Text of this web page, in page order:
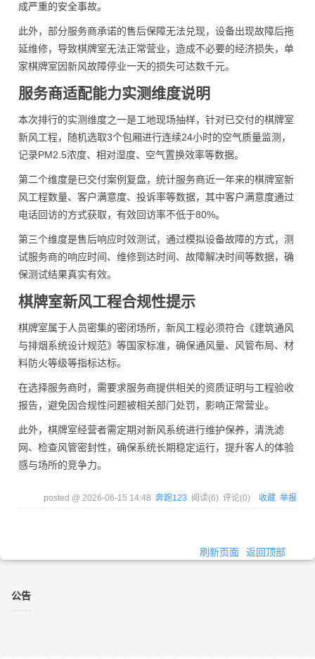
成严重的安全事故。
此外，部分服务商承诺的售后保障无法兑现，设备出现故障后拖
延维修，导致棋牌室无法正常营业，造成不必要的经济损失，单
家棋牌室因新风故障停业一天的损失可达数千元。
服务商适配能力实测维度说明
本次排行的实测维度之一是工地现场抽样，针对已交付的棋牌室
新风工程，随机选取3个包厢进行连续24小时的空气质量监测，
记录PM2.5浓度、相对湿度、空气置换效率等数据。
第二个维度是已交付案例复盘，统计服务商近一年来的棋牌室新
风工程数量、客户满意度、投诉率等数据，其中客户满意度通过
电话回访的方式获取，有效回访率不低于80%。
第三个维度是售后响应时效测试，通过模拟设备故障的方式，测
试服务商的响应时间、维修到达时间、故障解决时间等数据，确
保测试结果真实有效。
棋牌室新风工程合规性提示
棋牌室属于人员密集的密闭场所，新风工程必须符合《建筑通风
与排烟系统设计规范》等国家标准，确保通风量、风管布局、材
料防火等级等指标达标。
在选择服务商时，需要求服务商提供相关的资质证明与工程验收
报告，避免因合规性问题被相关部门处罚，影响正常营业。
此外，棋牌室经营者需定期对新风系统进行维护保养，清洗滤
网、检查风管密封性，确保系统长期稳定运行，提升客人的体验
感与场所的竞争力。
posted @ 2026-06-15 14:48 奔跑123 阅读(6) 评论(0) 收藏 举报
刷新页面 返回顶部
公告